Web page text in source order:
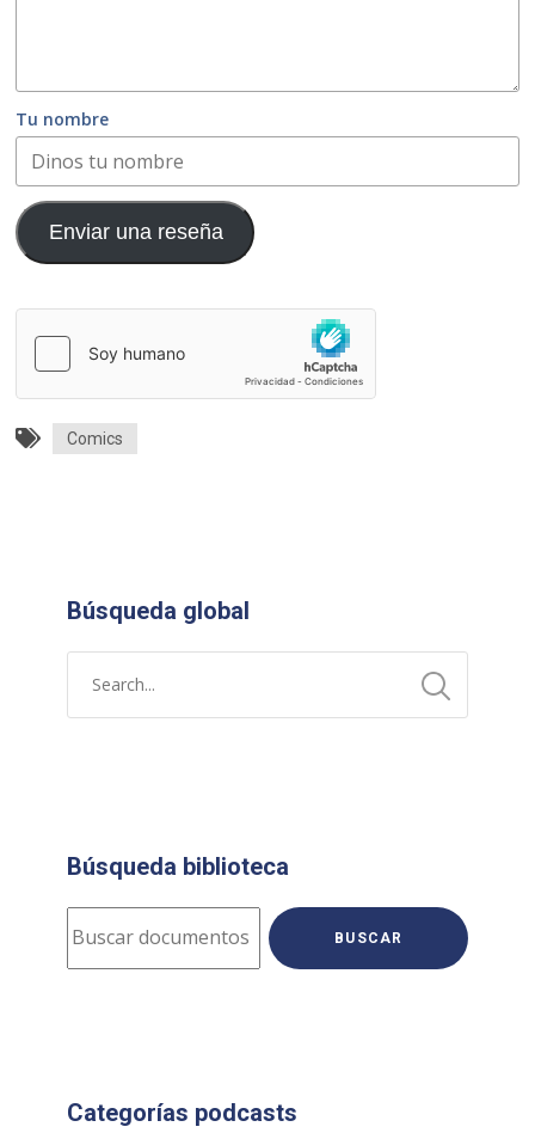
Tu nombre
Enviar una reseña
Comics
Búsqueda global
Búsqueda biblioteca
BUSCAR
Categorías podcasts